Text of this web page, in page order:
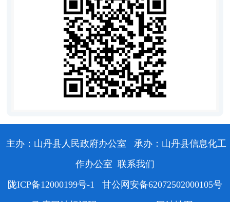
主办：山丹县人民政府办公室
承办：山丹县信息化工
作办公室 联系我们
陇ICP备12000199号-1
甘公网安备62072502000105号